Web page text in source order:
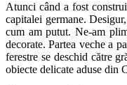
Atunci când a fost
capitalei germane.
cum am putut. Ne-am
decorate. Partea veche a
ferestre se deschid către
obiecte delicate aduse din